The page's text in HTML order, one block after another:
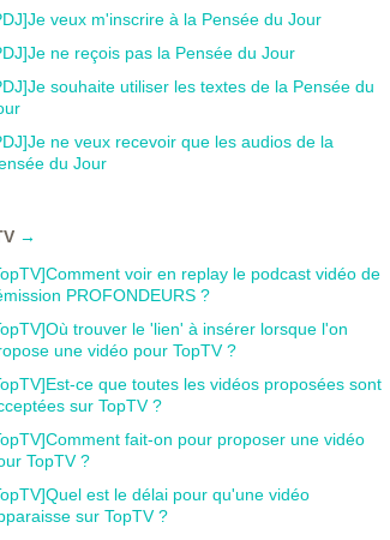
veux m'inscrire à la Pensée du Jour
ne reçois pas la Pensée du Jour
souhaite utiliser les textes de la Pensée du
ne veux recevoir que les audios de la
du Jour
→
voir en replay le podcast vidéo de
PROFONDEURS ?
trouver le 'lien' à insérer lorsque l'on
une vidéo pour TopTV ?
ce que toutes les vidéos proposées sont
sur TopTV ?
fait-on pour proposer une vidéo
TopTV ?
est le délai pour qu'une vidéo
sur TopTV ?